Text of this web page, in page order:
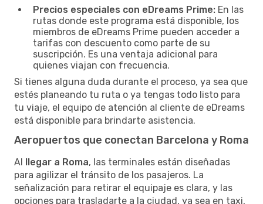
Precios especiales con eDreams Prime: En las
rutas donde este programa está disponible, los
miembros de eDreams Prime pueden acceder a
tarifas con descuento como parte de su
suscripción. Es una ventaja adicional para
quienes viajan con frecuencia.
Si tienes alguna duda durante el proceso, ya sea que
estés planeando tu ruta o ya tengas todo listo para
tu viaje, el equipo de atención al cliente de eDreams
está disponible para brindarte asistencia.
Aeropuertos que conectan Barcelona y Roma
Al llegar a Roma, las terminales están diseñadas
para agilizar el tránsito de los pasajeros. La
señalización para retirar el equipaje es clara, y las
opciones para trasladarte a la ciudad, ya sea en taxi,